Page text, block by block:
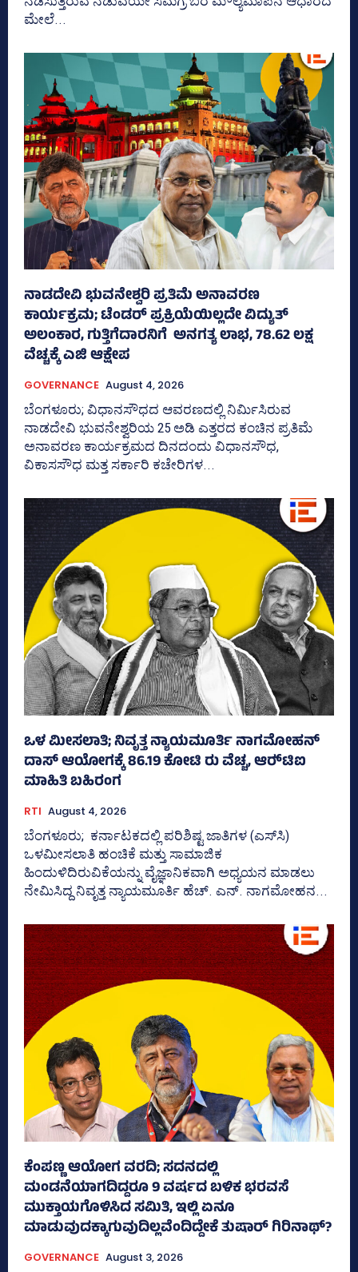
ಮೇಲೆ...
ನಾಡದೇವಿ ಭುವನೇಶ್ವರಿ ಪ್ರತಿಮೆ ಅನಾವರಣ
ಕಾರ್ಯಕ್ರಮ; ಟೆಂಡರ್ ಪ್ರಕ್ರಿಯೆಯಿಲ್ಲದೇ ವಿದ್ಯುತ್‌
ಅಲಂಕಾರ, ಗುತ್ತಿಗೆದಾರನಿಗೆ ಅನಗತ್ಯ ಲಾಭ, 78.62 ಲಕ್ಷ
ವೆಚ್ಚಕ್ಕೆ ಎಜಿ ಆಕ್ಷೇಪ
GOVERNANCE August 4, 2026
ಬೆಂಗಳೂರು; ವಿಧಾನಸೌಧದ ಆವರಣದಲ್ಲಿ ನಿರ್ಮಿಸಿರುವ
ನಾಡದೇವಿ ಭುವನೇಶ್ವರಿಯ 25 ಅಡಿ ಎತ್ತರದ ಕಂಚಿನ ಪ್ರತಿಮೆ
ಅನಾವರಣ ಕಾರ್ಯಕ್ರಮದ ದಿನದಂದು ವಿಧಾನಸೌಧ,
ವಿಕಾಸಸೌಧ ಮತ್ತ ಸರ್ಕಾರಿ ಕಚೇರಿಗಳ...
ಒಳ ಮೀಸಲಾತಿ; ನಿವೃತ್ತ ನ್ಯಾಯಮೂರ್ತಿ ನಾಗಮೋಹನ್
ದಾಸ್ ಆಯೋಗಕ್ಕೆ 86.19 ಕೋಟಿ ರು ವೆಚ್ಚ, ಆರ್‍‌ಟಿಐ
ಮಾಹಿತಿ ಬಹಿರಂಗ
RTI August 4, 2026
ಬೆಂಗಳೂರು; ಕರ್ನಾಟಕದಲ್ಲಿ ಪರಿಶಿಷ್ಟ ಜಾತಿಗಳ (ಎಸ್‌ಸಿ)
ಒಳಮೀಸಲಾತಿ ಹಂಚಿಕೆ ಮತ್ತು ಸಾಮಾಜಿಕ
ಹಿಂದುಳಿದಿರುವಿಕೆಯನ್ನು ವೈಜ್ಞಾನಿಕವಾಗಿ ಅಧ್ಯಯನ ಮಾಡಲು
ನೇಮಿಸಿದ್ದ ನಿವೃತ್ತ ನ್ಯಾಯಮೂರ್ತಿ ಹೆಚ್. ಎನ್. ನಾಗಮೋಹನ...
ಕೆಂಪಣ್ಣ ಆಯೋಗ ವರದಿ; ಸದನದಲ್ಲಿ
ಮಂಡನೆಯಾಗದಿದ್ದರೂ 9 ವರ್ಷದ ಬಳಿಕ ಭರವಸೆ
ಮುಕ್ತಾಯಗೊಳಿಸಿದ ಸಮಿತಿ, ಇಲ್ಲಿ ಏನೂ
ಮಾಡುವುದಕ್ಕಾಗುವುದಿಲ್ಲವೆಂದಿದ್ದೇಕೆ ತುಷಾರ್ ಗಿರಿನಾಥ್?
GOVERNANCE August 3, 2026